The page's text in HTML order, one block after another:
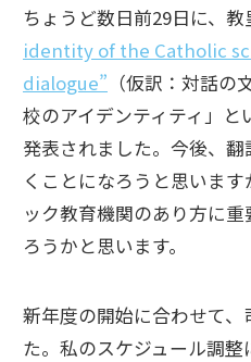
ちょうど数日前29日に、
identity of the Catholic
dialogue” （仮訳：対話
校のアイデンティティ」
発表されました。今後、
くことになろうと思いま
ック教育機関のあり方に
ろうかと思います。
新年度の開始に合わせて
た。私のスケジュール調